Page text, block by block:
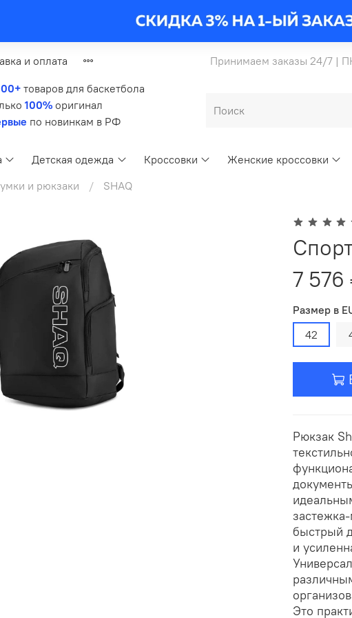
и оплата Принимаем заказы 24/7 |
товаров для баскетбола
100% оригинал
по новинкам в РФ
Детская одежда Кроссовки Женские кроссовки
и рюкзаки SHAQ
7 576
Размер в
42
Рюкзак
быстрый
и
Это